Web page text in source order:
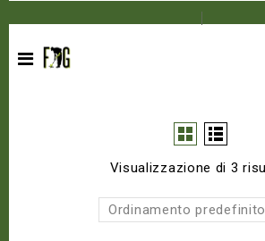
Visualizzazione di 3
Ordinamento predefinito